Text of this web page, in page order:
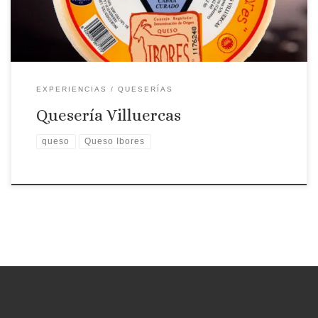
Premios: I Premio Espiga Queso […]
EXPERIENCIAS QUESERÍAS
Quesería Villuercas
queso Queso Ibores